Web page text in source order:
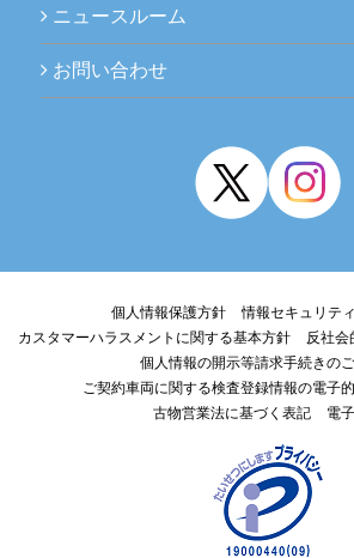
ニュースルーム
お問い合わせ
個人情報保護方針
情報セキュリテ
カスタマーハラスメントに関する基本方針
反社
個人情報の開示等請求手続きの
ご契約車両に関する検査登録情報の電子
古物営業法に基づく表記
電